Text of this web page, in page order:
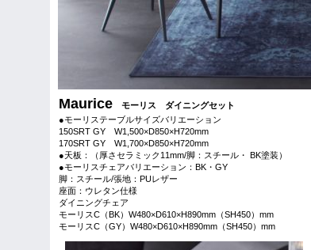
Maurice モーリス ダイニングセット
●モーリステーブルサイズバリエーション
150SRT GY W1,500×D850×H720mm
170SRT GY W1,700×D850×H720mm
●天板：（厚さセラミック11mm/脚：スチール・ BK塗装）
●モーリスチェアバリエーション：BK・GY
脚：スチール/張地：PUレザー
座面：ウレタン仕様
ダイニングチェア
モーリスC（BK）W480×D610×H890mm（SH450）mm
モーリスC（GY）W480×D610×H890mm（SH450）mm